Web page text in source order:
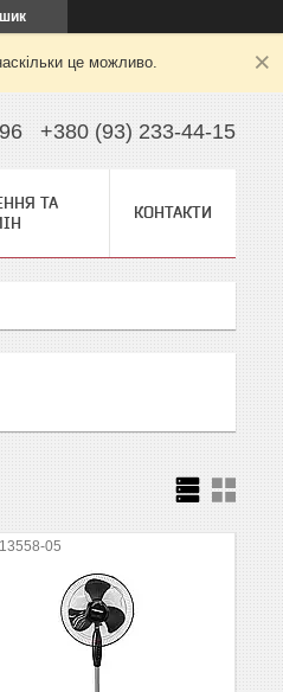
це можливо.
+380 (93) 233-44-15
ТА
КОНТАКТИ
05